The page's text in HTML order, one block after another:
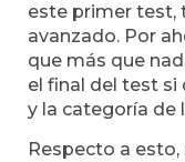
este primer test,
avanzado. Por
que más que
el final del test si
y la categoría de
Respecto a